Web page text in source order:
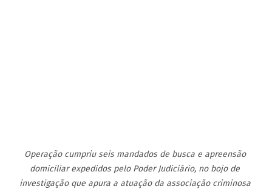
Operação cumpriu seis mandados de busca e apreensão
domiciliar expedidos pelo Poder Judiciário, no bojo de
investigação que apura a atuação da associação criminosa